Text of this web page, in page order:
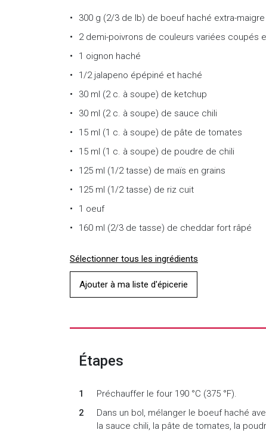
300 g (2/3 de lb) de boeuf haché extra-maigre
2 demi-poivrons de couleurs variées coupés
1 oignon haché
1/2 jalapeno épépiné et haché
30 ml (2 c. à soupe) de ketchup
30 ml (2 c. à soupe) de sauce chili
15 ml (1 c. à soupe) de pâte de tomates
15 ml (1 c. à soupe) de poudre de chili
125 ml (1/2 tasse) de maïs en grains
125 ml (1/2 tasse) de riz cuit
1 oeuf
160 ml (2/3 de tasse) de cheddar fort râpé
Sélectionner tous les ingrédients
Ajouter à ma liste d'épicerie
Étapes
Préchauffer le four 190 °C (375 °F).
Dans un bol, mélanger le boeuf haché
la sauce chili, la pâte de tomates, la